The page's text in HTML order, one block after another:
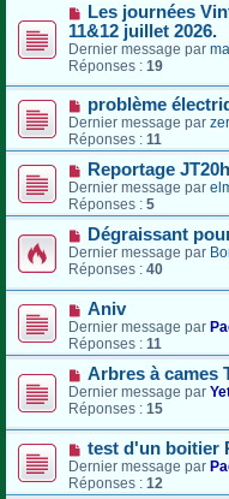
Les journées
11&12 juillet 2026.
Dernier message par
Réponses : 19
problème
Dernier message par
Réponses : 11
Reportage
Dernier message par
Réponses : 5
Dégraissant
Dernier message par
Réponses : 40
Aniv
Dernier message par
Réponses : 11
Arbres à cames
Dernier message par
Réponses : 15
test d'un boitier
Dernier message par
Réponses : 12